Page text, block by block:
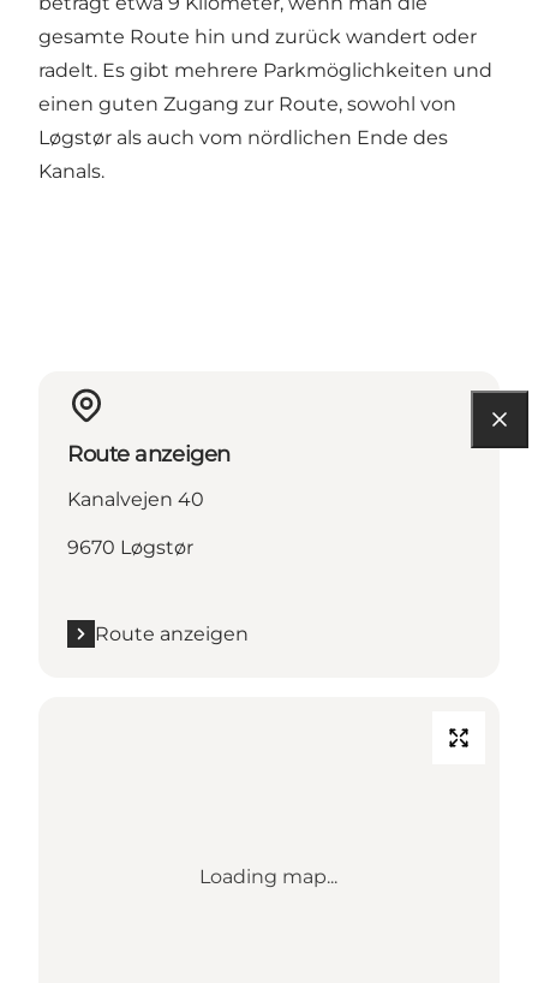
gesamte Route hin und zurück wandert oder
radelt. Es gibt mehrere Parkmöglichkeiten und
einen guten Zugang zur Route, sowohl von
Løgstør als auch vom nördlichen Ende des
Kanals.
Route anzeigen
Kanalvejen 40
9670 Løgstør
Route anzeigen
Loading map...